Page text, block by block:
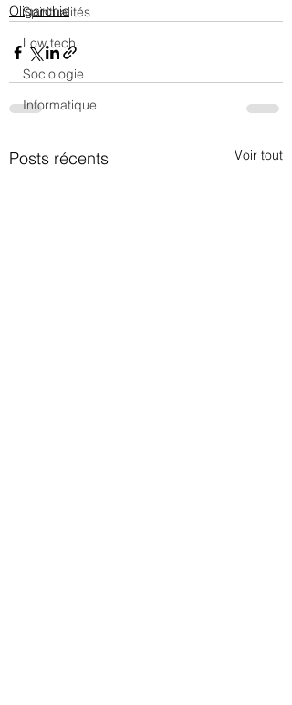
Spiritualités
Low tech
Sociologie
Informatique
Oligarchie
Posts récents Voir tout